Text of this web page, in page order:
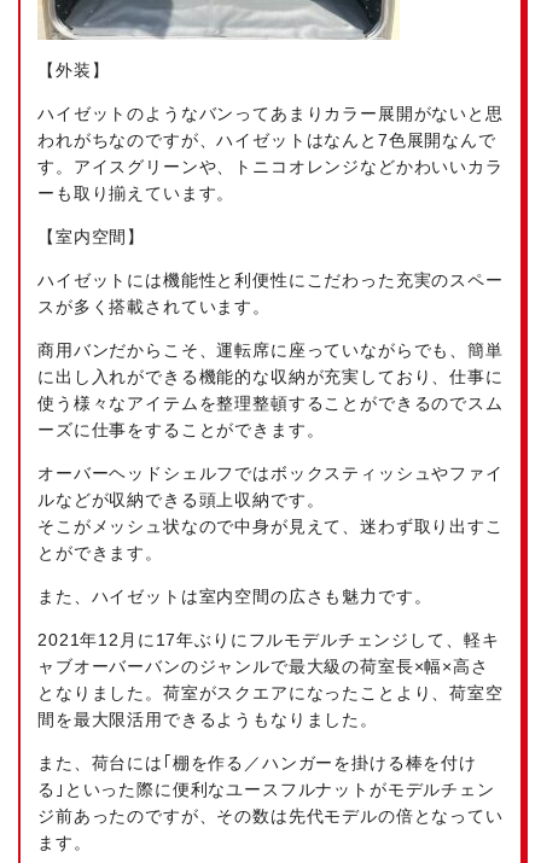
【外装】
ハイゼットのようなバンってあまりカラー展開がないと思
われがちなのですが、ハイゼットはなんと7色展開なんで
す。アイスグリーンや、トニコオレンジなどかわいいカラ
ーも取り揃えています。
【室内空間】
ハイゼットには機能性と利便性にこだわった充実のスペー
スが多く搭載されています。
商用バンだからこそ、運転席に座っていながらでも、簡単
に出し入れができる機能的な収納が充実しており、仕事に
使う様々なアイテムを整理整頓することができるのでスム
ーズに仕事をすることができます。
オーバーヘッドシェルフではボックスティッシュやファイ
ルなどが収納できる頭上収納です。
そこがメッシュ状なので中身が見えて、迷わず取り出すこ
とができます。
また、ハイゼットは室内空間の広さも魅力です。
2021年12月に17年ぶりにフルモデルチェンジして、軽キ
ャブオーバーバンのジャンルで最大級の荷室長×幅×高さ
となりました。荷室がスクエアになったことより、荷室空
間を最大限活用できるようもなりました。
また、荷台には｢棚を作る／ハンガーを掛ける棒を付け
る｣といった際に便利なユースフルナットがモデルチェン
ジ前あったのですが、その数は先代モデルの倍となってい
ます。